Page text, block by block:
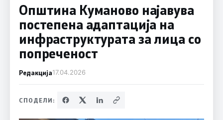
Општина Куманово најавува
постепена адаптација на
инфраструктурата за лица со
попреченост
Редакција17.04.2026
СПОДЕЛИ: